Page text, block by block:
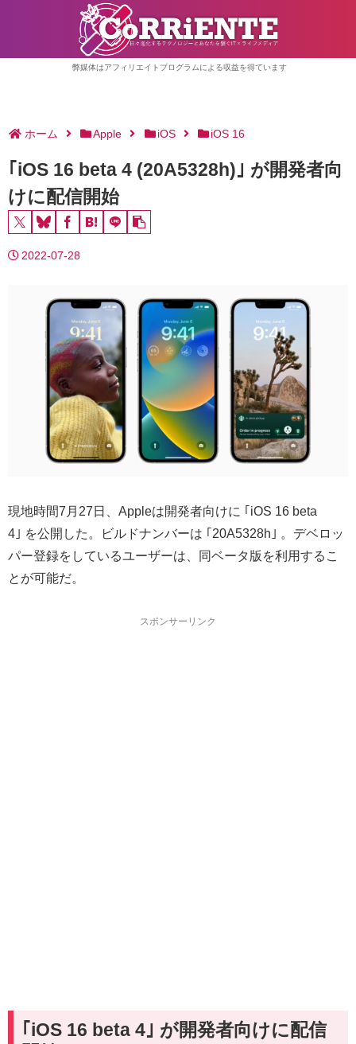
弊媒体はアフィリエイトプログラムによる収益を得ています
ホーム Apple iOS iOS 16
｢iOS 16 beta 4 (20A5328h)｣ が開発者向
けに配信開始
2022-07-28
現地時間7月27日、Appleは開発者向けに ｢iOS 16 beta
4｣ を公開した。ビルドナンバーは ｢20A5328h｣ 。デベロッ
パー登録をしているユーザーは、同ベータ版を利用するこ
とが可能だ。
スポンサーリンク
｢iOS 16 beta 4｣ が開発者向けに配信